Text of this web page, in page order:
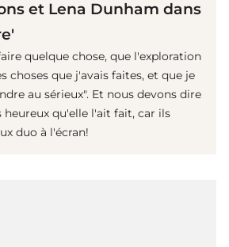
et Lena Dunham dans
quelque chose, que l'exploration
choses que j'avais faites, et que je
au sérieux". Et nous devons dire
heureux qu'elle l'ait fait, car ils
duo à l'écran!